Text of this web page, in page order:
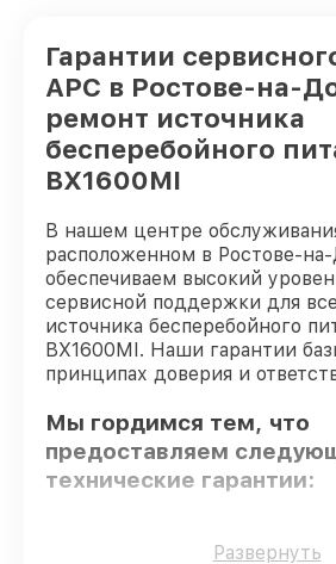
Гарантии
APC в Ростове-на-
ремонт источника
бесперебойного
BX1600MI
В нашем центре
расположенном в Ростове-
обеспечиваем высокий
сервисной поддержки для
источника бесперебойного
BX1600MI. Наши гарантии
принципах доверия и
Мы гордимся тем, что
предоставляем
технические гарантии:
Оригинальные детали–
Развернуть